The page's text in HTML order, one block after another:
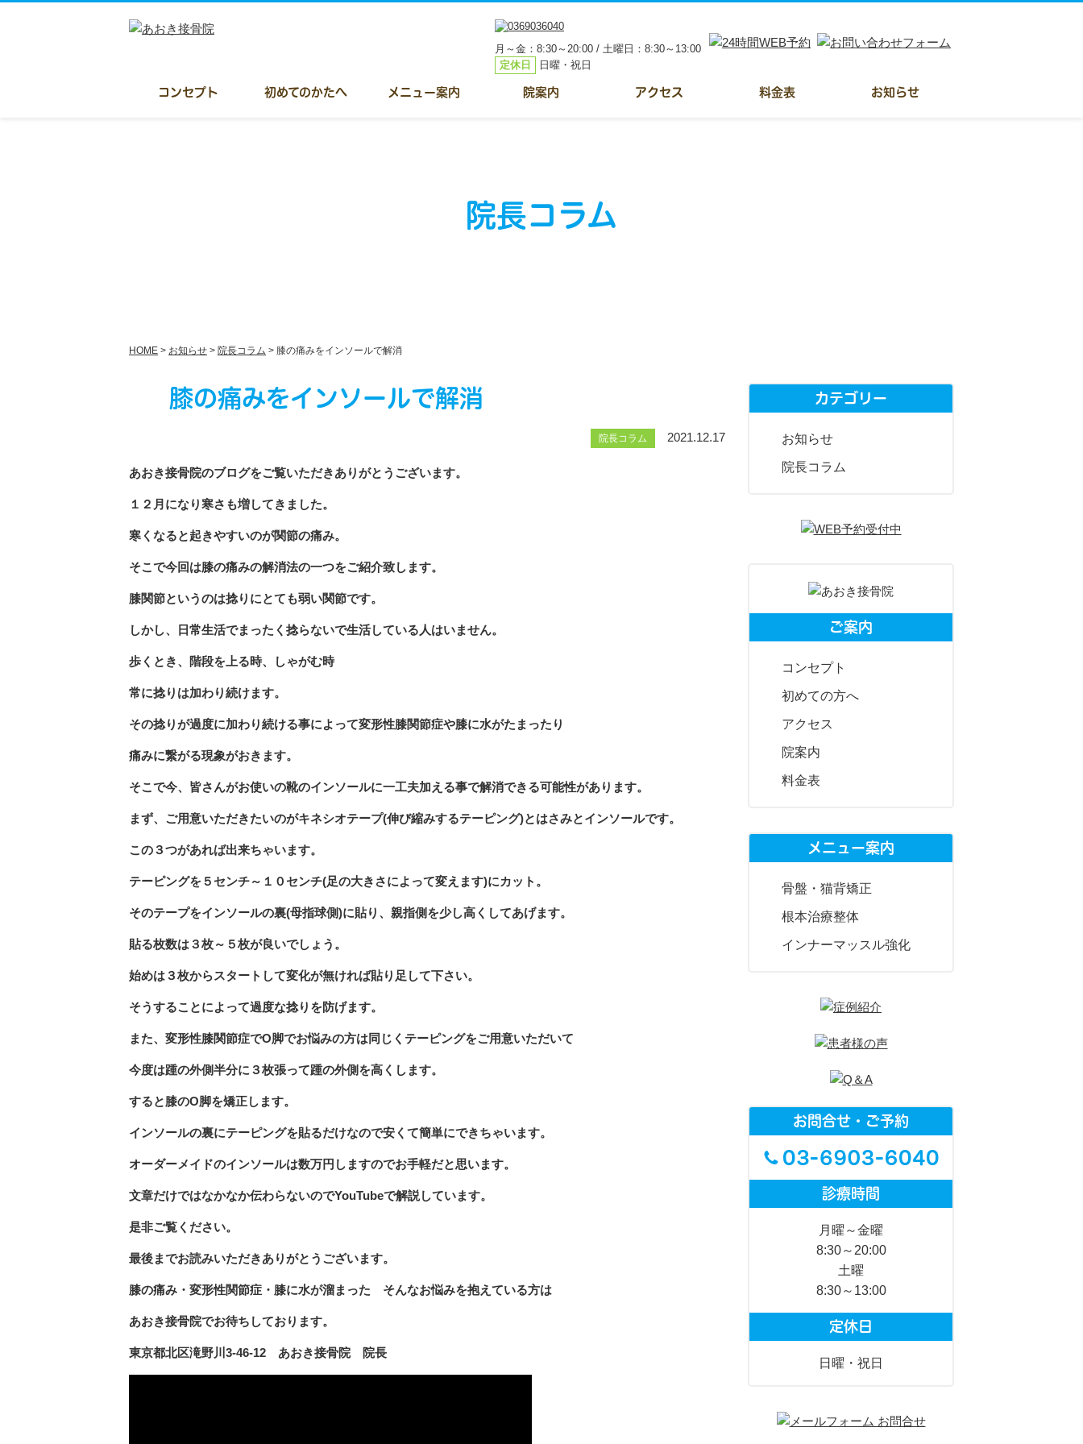
月～金：8:30～20:00 / 土曜日：8:30～13:00
定休日
日曜・祝日
コンセプト 初めてのかたへ メニュー案内 院案内 アクセス 料金表 お知らせ
院長コラム
HOME > お知らせ > 院長コラム > 膝の痛みをインソールで解消
膝の痛みをインソールで解消
院長コラム 2021.12.17
あおき接骨院のブログをご覧いただきありがとうございます。
１２月になり寒さも増してきました。
寒くなると起きやすいのが関節の痛み。
そこで今回は膝の痛みの解消法の一つをご紹介致します。
膝関節というのは捻りにとても弱い関節です。
しかし、日常生活でまったく捻らないで生活している人はいません。
歩くとき、階段を上る時、しゃがむ時
常に捻りは加わり続けます。
その捻りが過度に加わり続ける事によって変形性膝関節症や膝に水がたまったり
痛みに繋がる現象がおきます。
そこで今、皆さんがお使いの靴のインソールに一工夫加える事で解消できる可能性があります。
まず、ご用意いただきたいのがキネシオテープ(伸び縮みするテーピング)とはさみとインソールです。
この３つがあれば出来ちゃいます。
テーピングを５センチ～１０センチ(足の大きさによって変えます)にカット。
そのテープをインソールの裏(母指球側)に貼り、親指側を少し高くしてあげます。
貼る枚数は３枚～５枚が良いでしょう。
始めは３枚からスタートして変化が無ければ貼り足して下さい。
そうすることによって過度な捻りを防げます。
また、変形性膝関節症でO脚でお悩みの方は同じくテーピングをご用意いただいて
今度は踵の外側半分に３枚張って踵の外側を高くします。
すると膝のO脚を矯正します。
インソールの裏にテーピングを貼るだけなので安くて簡単にできちゃいます。
オーダーメイドのインソールは数万円しますのでお手軽だと思います。
文章だけではなかなか伝わらないのでYouTubeで解説しています。
是非ご覧ください。
最後までお読みいただきありがとうございます。
膝の痛み・変形性関節症・膝に水が溜まった そんなお悩みを抱えている方は
あおき接骨院でお待ちしております。
東京都北区滝野川3-46-12 あおき接骨院 院長
カテゴリー
お知らせ
院長コラム
ご案内
コンセプト
初めての方へ
アクセス
院案内
料金表
メニュー案内
骨盤・猫背矯正
根本治療整体
インナーマッスル強化
お問合せ・ご予約
診療時間
月曜～金曜
8:30～20:00
土曜
8:30～13:00
定休日
日曜・祝日